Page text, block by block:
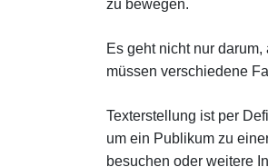
zu bewegen.
Es geht nicht nur
müssen verschiedene
Texterstellung ist per
um ein Publikum zu
besuchen oder weitere